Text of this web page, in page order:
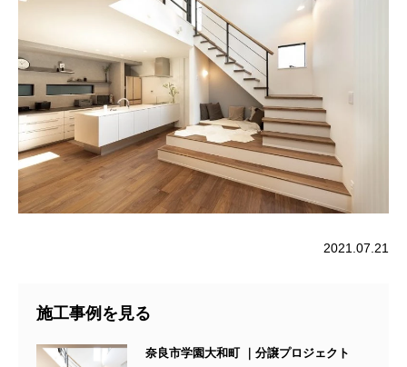
2021.07.21
施工事例を見る
奈良市学園大和町 ｜分譲プロジェクト